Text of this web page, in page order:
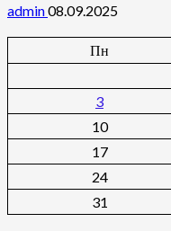
admin08.09.2025
Пн
3
10
17
24
31